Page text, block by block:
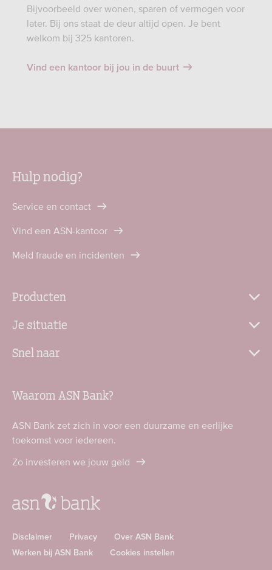
Bijvoorbeeld over wonen, sparen of vermogen voor
later. Bij ons staat de deur altijd open. Je bent
welkom bij 325 kantoren.
Vind een kantoor bij jou in de buurt
Hulp nodig?
Service en contact
Vind een ASN-kantoor
Meld fraude en incidenten
Producten
Je situatie
Snel naar
Waarom ASN Bank?
ASN Bank zet zich in voor een duurzame en eerlijke
toekomst voor iedereen.
Zo investeren we jouw geld
Disclaimer Privacy
Over ASN Bank
Werken bij ASN Bank
Cookies instellen